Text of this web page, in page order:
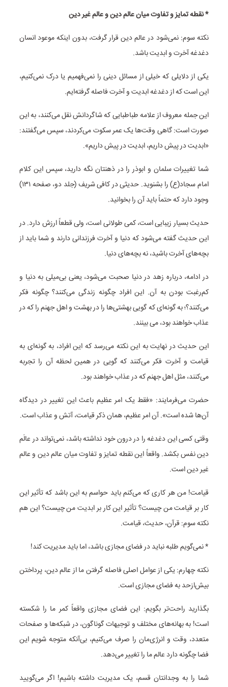
* نقطه تمایز و تفاوت میان عالم دین و عالم غیر دین
نکته سوم: نمی‌شود در عالم دین قرار گرفت، بدون اینکه موعود انسان
دغدغه آخرت و ابدیت باشد.
یکی از دلایلی که خیلی از مسائل دینی را نمی‌فهمیم یا درک نمی‌کنیم،
این است که از دغدغه ابدیت و آخرت فاصله گرفته‌ایم.
این جمله معروف از علامه طباطبایی که شاگردانش نقل می‌کنند، به این
صورت است: گاهی وقت‌ها یک عمر سکوت می‌کردند، سپس می‌گفتند:
«ابدیت در پیش داریم، ابدیت در پیش داریم».
شما تغییرات سلمان و ابوذر را در ذهنتان نگه دارید، سپس این کلام
امام سجاد(ع) را بشنوید. حدیثی در کافی شریف (جلد دو، صفحه ۱۳۱)
وجود دارد که حتماً باید آن را بخوانید.
حدیث بسیار زیبایی است، کمی طولانی است، ولی قطعاً ارزش دارد. در
این حدیث گفته می‌شود که دنیا و آخرت فرزندانی دارند و شما باید از
بچه‌های آخرت باشید، نه بچه‌های دنیا.
در ادامه، درباره زهد در دنیا صحبت می‌شود، یعنی بی‌میلی به دنیا و
کم‌رغبت بودن به آن. این افراد چگونه زندگی می‌کنند؟ چگونه فکر
می‌کنند؟؛ به گونه‌ای که گویی بهشتی‌ها را در بهشت و اهل جهنم را که در
عذاب خواهند بود، می بینند.
این حدیث در نهایت به این نکته می‌رسد که این افراد، به گونه‌ای به
قیامت و آخرت فکر می‌کنند که گویی در همین لحظه آن را تجربه
می‌کنند، مثل اهل جهنم که در عذاب خواهند بود.
حضرت می‌فرمایند: «فقط یک امر عظیم باعث این تغییر در دیدگاه
آن‌ها شده است». آن امر عظیم، همان ذکر قیامت، آتش و عذاب است.
وقتی کسی این دغدغه را در درون خود نداشته باشد، نمی‌تواند در عالَم
دین نفس بکشد. واقعاً این نقطه تمایز و تفاوت میان عالم دین و عالم
غیر دین است.
قیامت! من هر کاری که می‌کنم باید حواسم به این باشد که تأثیر این
کار بر قیامت من چیست؟ تأثیر این کار بر ابدیت من چیست؟ این هم
نکته سوم: قرآن، حدیث، قیامت.
* نمی‌گویم طلبه نباید در فضای مجازی باشد، اما باید مدیریت کند!
نکته چهارم: یکی از عوامل اصلی فاصله گرفتن ما از عالم دین، پرداختن
بیش‌ازحد به فضای مجازی است.
بگذارید راحت‌تر بگویم: این فضای مجازی واقعاً کمر ما را شکسته
است! به بهانه‌های مختلف و توجیهات گوناگون، در شبکه‌ها و صفحات
متعدد، وقت و انرژی‌مان را صرف می‌کنیم، بی‌آنکه متوجه شویم این
فضا چگونه دارد عالم ما را تغییر می‌دهد.
شما را به وجدانتان قسم، یک مدیریت داشته باشیم! اگر می‌گویید